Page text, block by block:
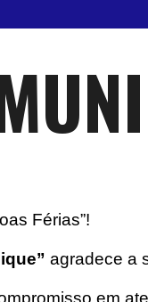
Férias”!
agradece a
em